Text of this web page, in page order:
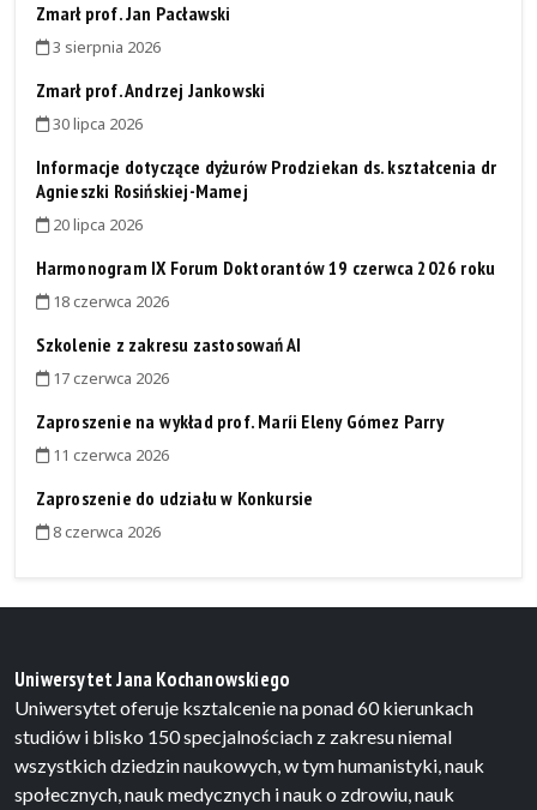
Zmarł prof. Jan Pacławski
3 sierpnia 2026
Zmarł prof. Andrzej Jankowski
30 lipca 2026
Informacje dotyczące dyżurów Prodziekan ds. kształcenia dr
Agnieszki Rosińskiej-Mamej
20 lipca 2026
Harmonogram IX Forum Doktorantów 19 czerwca 2026 roku
18 czerwca 2026
Szkolenie z zakresu zastosowań AI
17 czerwca 2026
Zaproszenie na wykład prof. Maríi Eleny Gómez Parry
11 czerwca 2026
Zaproszenie do udziału w Konkursie
8 czerwca 2026
Uniwersytet Jana Kochanowskiego
Uniwersytet oferuje ksztalcenie na ponad 60 kierunkach
studiów i blisko 150 specjalnościach z zakresu niemal
wszystkich dziedzin naukowych, w tym humanistyki, nauk
społecznych, nauk medycznych i nauk o zdrowiu, nauk